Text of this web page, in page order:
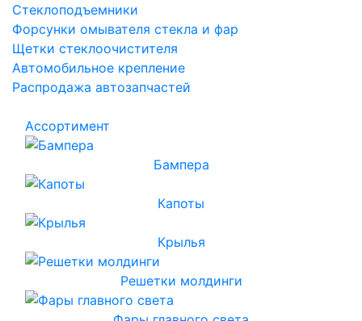
Стеклоподъемники
Форсунки омывателя стекла и фар
Щетки стеклоочистителя
Автомобильное крепление
Распродажа автозапчастей
Ассортимент
Бампера
Капоты
Крылья
Решетки молдинги